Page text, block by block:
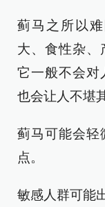
蓟马之所以
大、食性杂、
它一般不会对
也会让人不堪
蓟马可能会轻
点。
敏感人群可能